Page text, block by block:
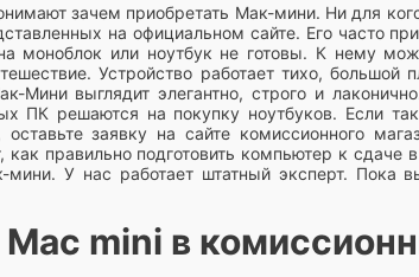
зачем приобретать Мак-мини. Ни для
на официальном сайте. Его часто
моноблок или ноутбук не готовы. К нему
Устройство работает тихо,
Мини выглядит элегантно, строго и
ПК решаются на покупку ноутбуков. Если
оставьте заявку на сайте комиссионного
как правильно подготовить компьютер к
мини. У нас работает штатный эксперт. Пока
mini в